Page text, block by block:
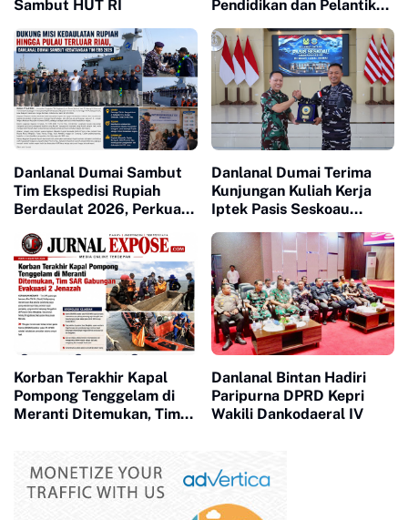
Sambut HUT RI
Pendidikan dan Pelantikan
KNP
Danlanal Dumai Sambut
Tim Ekspedisi Rupiah
Berdaulat 2026, Perkuat
Pulau Terluar Riau
Danlanal Dumai Terima
Kunjungan Kuliah Kerja
Iptek Pasis Seskoau
Korban Terakhir Kapal
Pompong Tenggelam di
Meranti Ditemukan, Tim
Danlanal Bintan Hadiri
Paripurna DPRD Kepri
Wakili Dankodaeral IV